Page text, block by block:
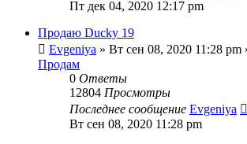
Пт дек 04, 2020 12:17 pm
Продаю Ducky 19
Evgeniya » Вт сен 08, 2020 11:28 pm
Продам
0 Ответы
12804 Просмотры
Последнее сообщение Evgeniya
Вт сен 08, 2020 11:28 pm